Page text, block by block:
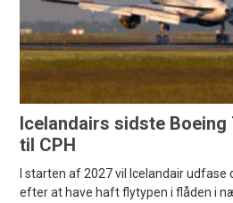
Icelandairs sidste
til CPH
I starten af 2027 vil Icelandair
efter at have haft flytypen i flåden i